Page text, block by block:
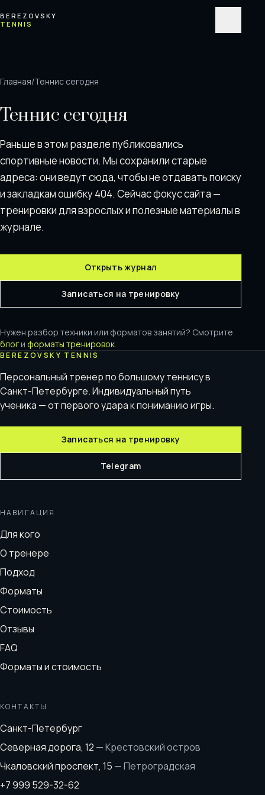
BEREZOVSKY
TENNIS
Главная/Теннис сегодня
Теннис сегодня
Раньше в этом разделе публиковались
спортивные новости. Мы сохранили старые
адреса: они ведут сюда, чтобы не отдавать поискy
и закладкам ошибку 404. Сейчас фокус сайта —
тренировки для взрослых и полезные материалы в
журнале.
Открыть журнал
Записаться на тренировку
Нужен разбор техники или форматов занятий? Смотрите
блог и форматы тренировок.
BEREZOVSKY TENNIS
Персональный тренер по большому теннису в
Санкт-Петербурге. Индивидуальный путь
ученика — от первого удара к пониманию игры.
Записаться на тренировку
Telegram
НАВИГАЦИЯ
Для кого
О тренере
Подход
Форматы
Стоимость
Отзывы
FAQ
Форматы и стоимость
КОНТАКТЫ
Санкт-Петербург
Северная дорога, 12 —Крестовский остров
Чкаловский проспект, 15 —Петроградская
+7 999 529-32-62